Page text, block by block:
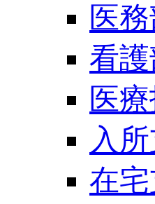
医
看
医
入
在